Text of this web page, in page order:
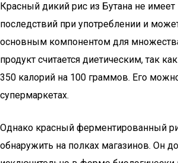
Красный дикий рис из Бутана не имеет
последствий при употреблении и
основным компонентом для
продукт считается диетическим, так
350 калорий на 100 граммов. Его
супермаркетах.
Однако красный ферментированный
обнаружить на полках магазинов. Он